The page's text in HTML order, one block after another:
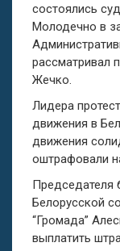
состоялись
Молодечно в
рассматривал
Жечко.
Лидера
движения в
движения
оштрафовали
Председателя
Белорусской
“Громада”
выплатить